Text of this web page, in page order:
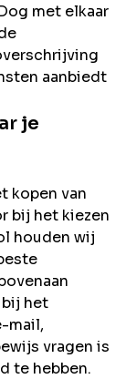
met elkaar
aanbiedt
je
kopen van
bij het kiezen
houden wij
bij het
mail,
vragen is
te hebben.